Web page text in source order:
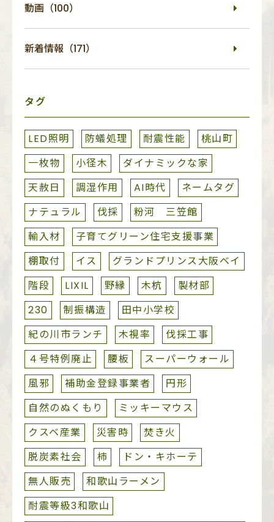
動画（100）
新着情報（171）
タグ
LED照明 防蟻処理 耐震性能
桃山町
一枚物
小径木
ダイナミックな家
天赦日
調湿作用 AI時代
ネームタグ
ナテュラル
伐採
粉河 三笠館
輸入材
子育てグリーン住宅支援事業
棚取付
イス
グランドプリンス大阪ベイ
階段
LIXIL 野縁 木杭
製材部
230
制振構造
田中小学校
紀の川市ランチ
木視率
伐採工事
４号特例廃止
腰板
スーパーウォール
風邪
補助金登録事業者
円形
自然のぬくもり
ミッキーマウス
クスベ産業
災害時
焚き火
脱炭素社会
柿
ドン・キホーテ
無人販売
和歌山ラーメン
耐震等級3和歌山